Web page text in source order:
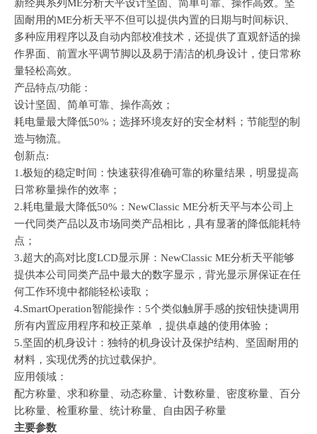
新经典系列ME分析天平设计坚固、简单可靠、操作高效。坚
固耐用的ME分析天平不但可以提供内置的日期与时间标识、
多种应用程序以及自动内部校准技术，还提供了直观舒适的操
作界面、前置水平调节脚以及易于清洁的机身设计，使日常称
量轻松高效。
产品特点/功能：
设计坚固、简单可靠、操作高效；
耗电量最大降低50%；选择环境友好的安全材料；节能型的制
造与物流。
创新点:
1.极短的稳定时间：快速获得准确可靠的称量结果，明显提高
日常称量操作的效率；
2.耗电量最大降低50%：NewClassic ME分析天平与本公司上
一代同类产品以及市场同类产品相比，具有显著的降低能耗特
点；
3.超大的高对比度LCD显示屏：NewClassic ME分析天平能够
提供本公司同类产品中最大的数字显示，背光显示屏保证在任
何工作环境中都能轻松读取；
4.SmartOperation智能操作：5个类似触屏手感的按钮快捷调用
所有内置应用程序和校正菜单 ，提供卓越的使用体验；
5.坚固的机身设计：独特的机身设计及保护结构、坚固耐用的
材料，实现优秀的抗过载保护。
应用领域：
配方称量、求和称量、动态称量、计数称量、密度称量、百分
比称量、检重称量、统计称量、自由因子称量
主要参数